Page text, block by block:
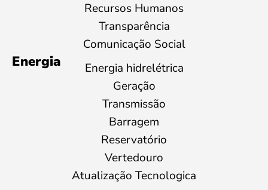
Recursos Humanos
Transparência
Comunicação Social
Energia
Energia hidrelétrica
Geração
Transmissão
Barragem
Reservatório
Vertedouro
Atualização Tecnologica